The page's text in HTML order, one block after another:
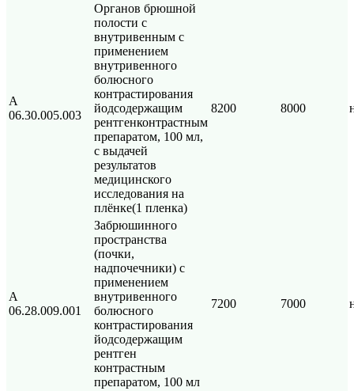
А
06.30.005.003
Органов брюшной
полости с
внутривенным с
применением
внутривенного
болюсного
контрастирования
йодсодержащим
рентгенконтрастным
препаратом, 100 мл,
с выдачей
результатов
медицинского
исследования на
плёнке(1 пленка)
8200 8000
А
06.28.009.001
Забрюшинного
пространства
(почки,
надпочечники) с
применением
внутривенного
болюсного
контрастирования
йодсодержащим
рентген
контрастным
препаратом, 100 мл
7200 7000